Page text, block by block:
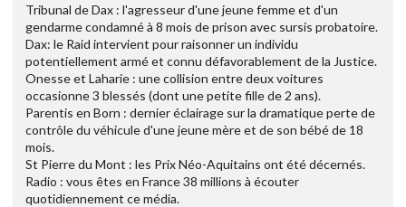
Tribunal de Dax : l'agresseur d'une jeune femme et d'un
gendarme condamné à 8 mois de prison avec sursis probatoire.
Dax: le Raid intervient pour raisonner un individu
potentiellement armé et connu défavorablement de la Justice.
Onesse et Laharie : une collision entre deux voitures
occasionne 3 blessés (dont une petite fille de 2 ans).
Parentis en Born : dernier éclairage sur la dramatique perte de
contrôle du véhicule d'une jeune mère et de son bébé de 18
mois.
St Pierre du Mont : les Prix Néo-Aquitains ont été décernés.
Radio : vous êtes en France 38 millions à écouter
quotidiennement ce média.